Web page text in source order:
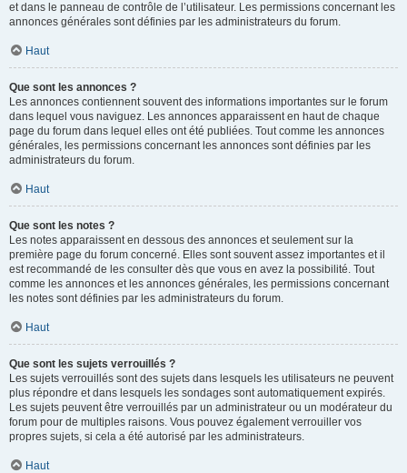
et dans le panneau de contrôle de l’utilisateur. Les permissions concernant les
annonces générales sont définies par les administrateurs du forum.
Haut
Que sont les annonces ?
Les annonces contiennent souvent des informations importantes sur le forum
dans lequel vous naviguez. Les annonces apparaissent en haut de chaque
page du forum dans lequel elles ont été publiées. Tout comme les annonces
générales, les permissions concernant les annonces sont définies par les
administrateurs du forum.
Haut
Que sont les notes ?
Les notes apparaissent en dessous des annonces et seulement sur la
première page du forum concerné. Elles sont souvent assez importantes et il
est recommandé de les consulter dès que vous en avez la possibilité. Tout
comme les annonces et les annonces générales, les permissions concernant
les notes sont définies par les administrateurs du forum.
Haut
Que sont les sujets verrouillés ?
Les sujets verrouillés sont des sujets dans lesquels les utilisateurs ne peuvent
plus répondre et dans lesquels les sondages sont automatiquement expirés.
Les sujets peuvent être verrouillés par un administrateur ou un modérateur du
forum pour de multiples raisons. Vous pouvez également verrouiller vos
propres sujets, si cela a été autorisé par les administrateurs.
Haut